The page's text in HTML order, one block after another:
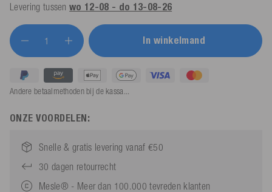
Levering tussenwo 12-08 - do 13-08-26
In winkelmand
Andere betaalmethoden bij de kassa...
ONZE VOORDELEN:
Snelle & gratis levering vanaf €50
30 dagen retourrecht
Mesle® - Meer dan 100.000 tevreden klanten